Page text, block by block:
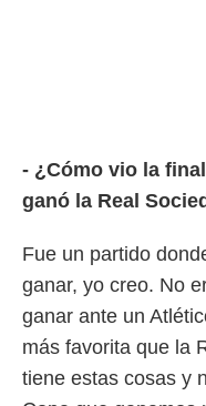
- ¿Cómo vio la
ganó la Real
Fue un partido
ganar, yo creo. No
ganar ante un
más favorita que la
tiene estas cosas y